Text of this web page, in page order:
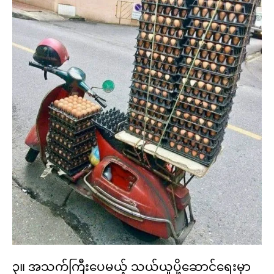
၃။ အသက်ကြီးပေမယ့် သယ်ယူပို့ဆောင်ရေးမှာ